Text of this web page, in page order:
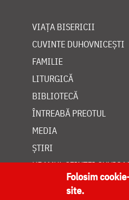
VIAȚA BISERICII
CUVINTE DUHOVNICEȘTI
FAMILIE
LITURGICĂ
BIBLIOTECĂ
ÎNTREABĂ PREOTUL
MEDIA
ȘTIRI
HRAMUL SFINTEI
Folosim
site.